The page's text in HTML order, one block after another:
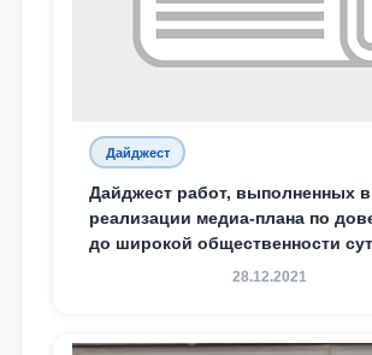
Дайджест
Дайджест работ, выполненных
реализации медиа-плана по
до широкой общественности
содержания задач,
Мажлису и народу Узбекистана
28.12.2021